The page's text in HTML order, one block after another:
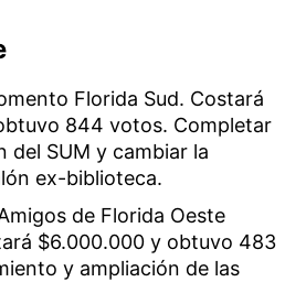
Florida Sud. Costará
844 votos. Completar
del SUM y cambiar la
ex-biblioteca.
de Florida Oeste
$6.000.000 y obtuvo 483
y ampliación de las